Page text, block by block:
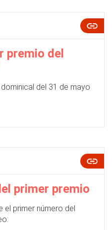
premio del
del 31 de mayo
primer premio
el primer número del